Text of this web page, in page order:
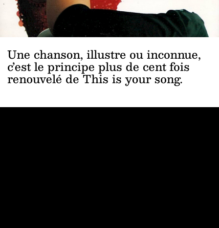
Une chanson, illustre ou inconnue,
c’est le principe plus de cent fois
renouvelé de This is your song.